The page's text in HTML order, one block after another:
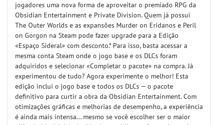
jogadores uma nova forma de aproveitar o premiado RPG da
Obsidian Entertainment e Private Division. Quem já possui
The Outer Worlds e as expansões Murder on Eridanos e Peril
on Gorgon na Steam pode fazer upgrade para a Edição
«Espaço Sideral» com desconto.* Para isso, basta acessar a
mesma conta Steam onde o jogo base e os DLCs foram
adquiridos e selecionar «Completar o pacote» na compra. Já
experimentou de tudo? Agora experimente o melhor! Esta
edição inclui o jogo base e todos os DLCs — o pacote
definitivo para curtir a obra da Obsidian Entertainment. Com
otimizações gráficas e melhorias de desempenho, a experiência
é ainda mais intensa... mesmo se você escolher ser o maior